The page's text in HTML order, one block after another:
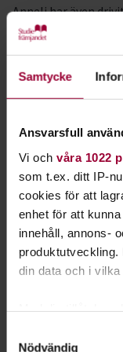
Samtycke
Ansvarsfull
Vi och våra 1022
som t.ex. ditt IP-
cookies för att
enhet för att
innehåll, annons-
din data och i vilka
kan ha en
Nödvändig
Anneli har även
konto på
Kursledare
Kontakt